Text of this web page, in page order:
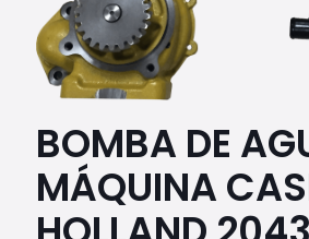
BOMBA DE
MÁQUINA